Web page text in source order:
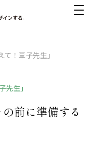
！草子先生」
先生」
前に準備する